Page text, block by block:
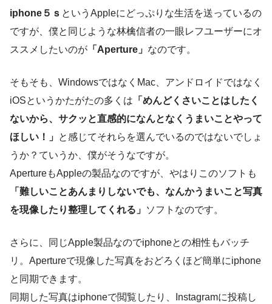
iphone５ｓ というAppleにどっぷりな生活を送っているの
ですが、僕と同じような林檎信者の一眼レフユーザーにオ
ススメしたいのが 「Aperture」 なのです。
そもそも、WindowsではなくMac、アンドロイドではなく
iOSというかたがたの多くは 「めんどくさいことはしたく
ないから、サクッと直感的になんとなくうまいことやって
ほしい！」 と感じてそれらを選んでいるのではないでしょ
うか？ていうか、僕がそうなですが。
ApertureもAppleの製品なのですが、やはりこのソフトも
「難しいことあんまりしないでも、なんかうまいこと写真
を現像したり整理してくれる」 ソフトなのです。
さらに、同じApple製品なのでiphoneとの相性もバッチ
リ。Apertureで現像した写真をおどろくほど簡単にiphone
と同期できます。
同期した写真はiphoneで閲覧したり、Instagramに投稿し